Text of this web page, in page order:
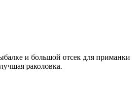
и большой отсек для приманки
раколовка.